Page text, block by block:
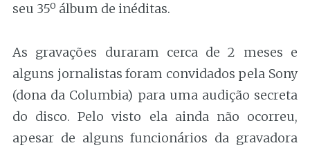
seu 35º álbum de inéditas.
As gravações duraram cerca de 2 meses e
alguns jornalistas foram convidados pela Sony
(dona da Columbia) para uma audição secreta
do disco. Pelo visto ela ainda não ocorreu,
apesar de alguns funcionários da gravadora